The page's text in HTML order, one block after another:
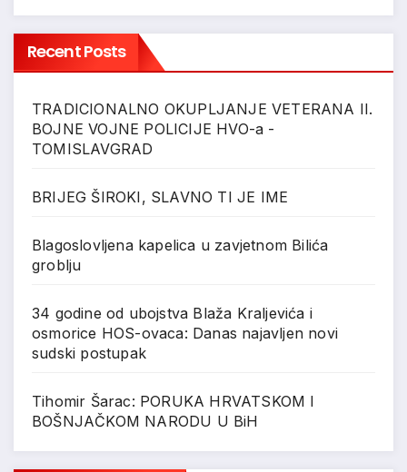
Recent Posts
TRADICIONALNO OKUPLJANJE VETERANA II.
BOJNE VOJNE POLICIJE HVO-a -
TOMISLAVGRAD
BRIJEG ŠIROKI, SLAVNO TI JE IME
Blagoslovljena kapelica u zavjetnom Bilića
groblju
34 godine od ubojstva Blaža Kraljevića i
osmorice HOS-ovaca: Danas najavljen novi
sudski postupak
Tihomir Šarac: PORUKA HRVATSKOM I
BOŠNJAČKOM NARODU U BiH